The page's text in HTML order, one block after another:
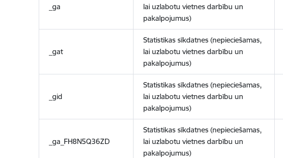
_ga
lai uzlabotu vietnes darbību un
pakalpojumus)
_gat
Statistikas sīkdatnes (nepieciešamas,
lai uzlabotu vietnes darbību un
pakalpojumus)
_gid
Statistikas sīkdatnes (nepieciešamas,
lai uzlabotu vietnes darbību un
pakalpojumus)
_ga_FH8N5Q36ZD
Statistikas sīkdatnes (nepieciešamas,
lai uzlabotu vietnes darbību un
pakalpojumus)